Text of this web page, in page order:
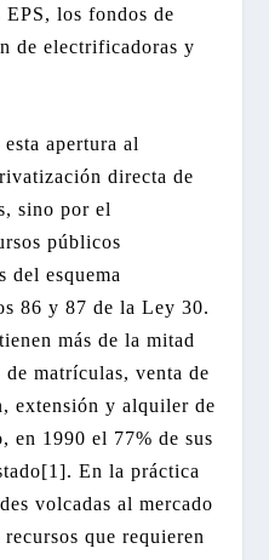
los fondos de
de electrificadoras y
apertura al
directa de
sino por el
públicos
del esquema
86 y 87 de la Ley 30.
más de la mitad
matrículas, venta de
extensión y alquiler de
en 1990 el 77% de sus
En la práctica
volcadas al mercado
que requieren